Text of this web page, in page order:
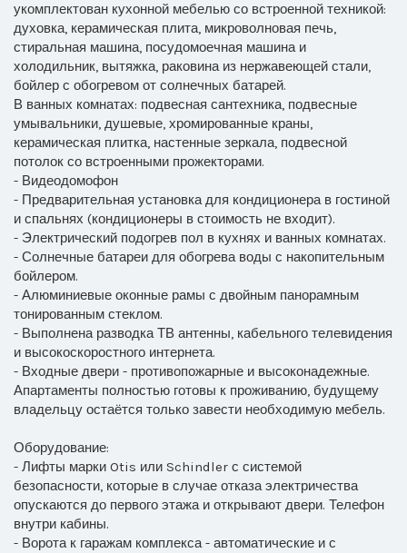
укомплектован кухонной мебелью со встроенной техникой:
духовка, керамическая плита, микроволновая печь,
стиральная машина, посудомоечная машина и
холодильник, вытяжка, раковина из нержавеющей стали,
бойлер с обогревом от солнечных батарей.
В ванных комнатах: подвесная сантехника, подвесные
умывальники, душевые, хромированные краны,
керамическая плитка, настенные зеркала, подвесной
потолок со встроенными прожекторами.
- Видеодомофон
- Предварительная установка для кондиционера в гостиной
и спальнях (кондиционеры в стоимость не входит).
- Электрический подогрев пол в кухнях и ванных комнатах.
- Солнечные батареи для обогрева воды с накопительным
бойлером.
- Алюминиевые оконные рамы с двойным панорамным
тонированным стеклом.
- Выполнена разводка ТВ антенны, кабельного телевидения
и высокоскоростного интернета.
- Входные двери - противопожарные и высоконадежные.
Апартаменты полностью готовы к проживанию, будущему
владельцу остаётся только завести необходимую мебель.
Оборудование:
- Лифты марки Otis или Schindler с системой
безопасности, которые в случае отказа электричества
опускаются до первого этажа и открывают двери. Телефон
внутри кабины.
- Ворота к гаражам комплекса - автоматические и с